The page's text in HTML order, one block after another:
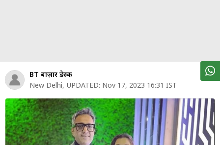
शेयर
बाज़ार
ट्रेंडिंग
बिजनेस
न्यूज
BT बाज़ार डेस्क
New Delhi, UPDATED: Nov 17, 2023 16:31 IST